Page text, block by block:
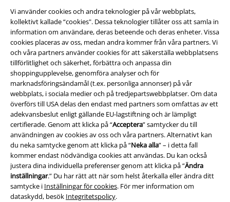
Vi använder cookies och andra teknologier på vår webbplats,
kollektivt kallade “cookies". Dessa teknologier tillåter oss att samla in
information om användare, deras beteende och deras enheter. Vissa
cookies placeras av oss, medan andra kommer från våra partners. Vi
och våra partners använder cookies för att säkerställa webbplatsens
tillförlitlighet och säkerhet, förbättra och anpassa din
shoppingupplevelse, genomföra analyser och för
marknadsföringsändamål (t.ex. personliga annonser) på vår
webbplats, i sociala medier och på tredjepartswebbplatser. Om data
överförs till USA delas den endast med partners som omfattas av ett
adekvansbeslut enligt gällande EU-lagstiftning och är lämpligt
certifierade. Genom att klicka på “Acceptera” samtycker du till
användningen av cookies av oss och våra partners. Alternativt kan
du neka samtycke genom att klicka på “Neka alla” – i detta fall
kommer endast nödvändiga cookies att användas. Du kan också
justera dina individuella preferenser genom att klicka på “Ändra
inställningar.” Du har rätt att när som helst återkalla eller ändra ditt
samtycke i Inställningar för cookies. För mer information om
dataskydd, besök Integritetspolicy.
Betalningsmetod
Frakt
EMP-appen
Ladda ner EMP-appen nu och ta del av många fördelar!